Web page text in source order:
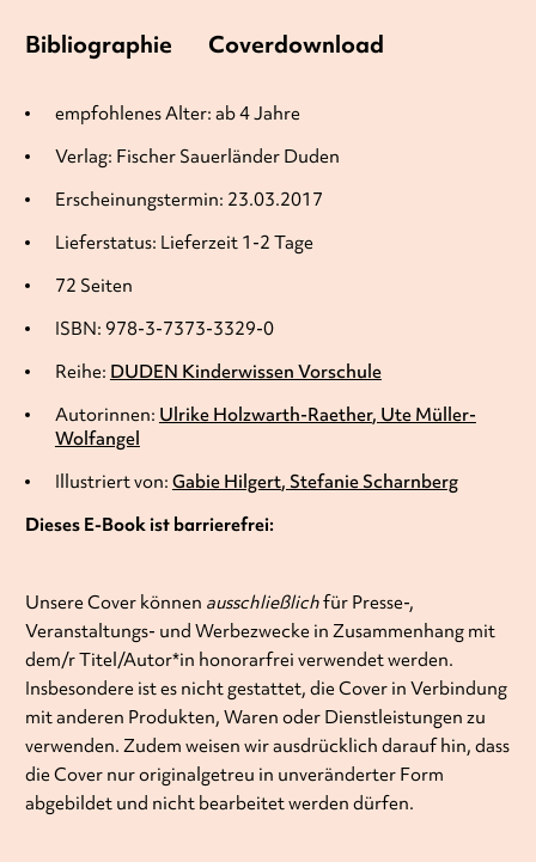
Bibliographie Coverdownload
Verlag: Fischer Sauerländer Duden
Erscheinungstermin: 23.03.2017
Lieferstatus: Lieferzeit 1-2 Tage
ISBN: 978-3-7373-3329-0
72 Seiten
Reihe: DUDEN Kinderwissen Vorschule
Autorinnen: Ulrike Holzwarth-Raether Ute Müller-
Wolfangel
Illustriert von: Gabie Hilgert Stefanie Scharnberg
empfohlenes Alter: ab 4 Jahre
Dieses E-Book ist barrierefrei:
Unsere Cover können ausschließlichfür Presse-,
Veranstaltungs- und Werbezwecke in Zusammenhang mit
dem/r Titel/Autor*in honorarfrei verwendet werden.
Insbesondere ist es nicht gestattet, die Cover in Verbindung
mit anderen Produkten, Waren oder Dienstleistungen zu
verwenden. Zudem weisen wir ausdrücklich darauf hin, dass
die Cover nur originalgetreu in unveränderter Form
abgebildet und nicht bearbeitet werden dürfen.